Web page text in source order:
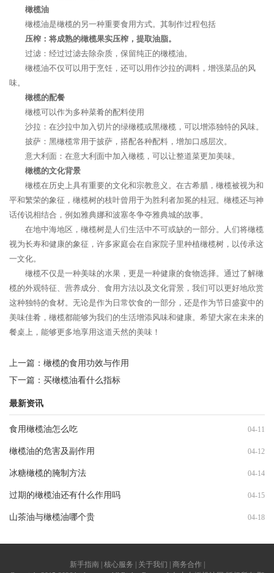
橄榄油
橄榄油是橄榄的另一种重要食用方式。其制作过程包括
压榨：将成熟的橄榄果实压榨，提取油脂。
过滤：经过过滤去除杂质，保留纯正的橄榄油。
橄榄油不仅可以用于烹饪，还可以用作沙拉的调料，增强菜品的风
味。
橄榄的配餐
橄榄可以作为多种菜肴的配料使用
沙拉：在沙拉中加入切片的绿橄榄或黑橄榄，可以增添独特的风味。
披萨：黑橄榄常用于披萨，搭配各种配料，增加口感层次。
意大利面：在意大利面中加入橄榄，可以让整道菜更加美味。
橄榄的文化背景
橄榄在历史上具有重要的文化和宗教意义。在古希腊，橄榄被视为和
平和繁荣的象征，橄榄树的枝叶曾用于为胜利者加冕的桂冠。橄榄还与神
话传说相结合，例如雅典娜和波塞冬争夺雅典城的故事。
在地中海地区，橄榄树是人们生活中不可或缺的一部分。人们将橄榄
视为长寿和健康的象征，许多家庭会在自家院子里种植橄榄树，以传承这
一文化。
橄榄不仅是一种美味的水果，更是一种健康的食物选择。通过了解橄
榄的外观特征、营养成分、食用方法以及文化背景，我们可以更好地欣赏
这种独特的食材。无论是作为日常饮食的一部分，还是作为节日盛宴中的
美味佳肴，橄榄都能够为我们的生活增添风味和健康。希望大家在未来的
餐桌上，能够更多地享用这道天然的美味！
上一篇： 橄榄的食用功效与作用
下一篇： 买橄榄油看什么指标
最新资讯
食用橄榄油怎么吃 04-11
橄榄油的危害及副作用 04-12
冰糖橄榄的腌制方法 04-14
过期的橄榄油还有什么作用吗 04-15
山茶油与橄榄油哪个贵 04-18
新手指南 | 核心服务 | 关于我们 | 商务合作 |